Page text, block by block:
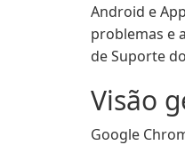
Android e
problemas e
de Suporte
Visão
Google